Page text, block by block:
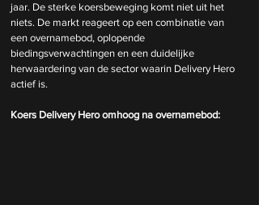
jaar. De sterke koersbeweging komt niet uit het
niets. De markt reageert op een combinatie van
een overnamebod, oplopende
biedingsverwachtingen en een duidelijke
herwaardering van de sector waarin Delivery Hero
actief is.
Koers Delivery Hero omhoog na overnamebod: